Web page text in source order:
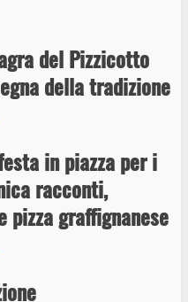
del Pizzicotto
della tradizione
in piazza per i
racconti,
graffignanese
dei bozzetti di
locale, trasferimento
Riello dal 15 al 17
Studenteschi di Atletica a